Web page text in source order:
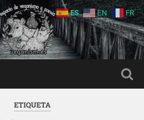
ETIQUETA
ES EN FR